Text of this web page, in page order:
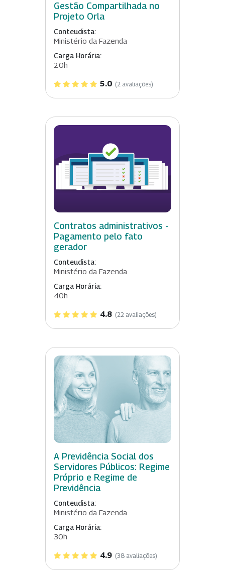
Gestão Compartilhada no
Projeto Orla
Conteudista:
Ministério da Fazenda
Carga Horária:
20h
5.0 (2 avaliações)
Contratos administrativos -
Pagamento pelo fato
gerador
Conteudista:
Ministério da Fazenda
Carga Horária:
40h
4.8 (22 avaliações)
A Previdência Social dos
Servidores Públicos: Regime
Próprio e Regime de
Previdência
Conteudista:
Ministério da Fazenda
Carga Horária:
30h
4.9 (38 avaliações)